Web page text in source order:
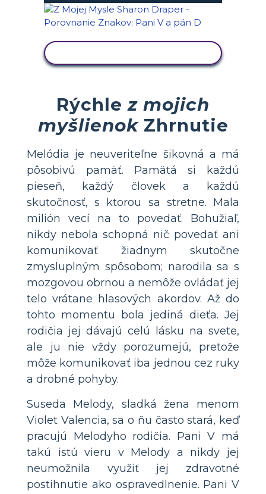
Rýchlez mojich
myšlienokZhrnutie
Melódia je neuveriteľne šikovná a má
pôsobivú pamäť. Pamätá si každú
pieseň, každý človek a každú
skutočnosť, s ktorou sa stretne. Mala
milión vecí na to povedať. Bohužiaľ,
nikdy nebola schopná nič povedať ani
komunikovať žiadnym skutočne
zmysluplným spôsobom; narodila sa s
mozgovou obrnou a nemôže ovládať jej
telo vrátane hlasových akordov. Až do
tohto momentu bola jediná dieťa. Jej
rodičia jej dávajú celú lásku na svete,
ale ju nie vždy porozumejú, pretože
môže komunikovať iba jednou cez ruky
a drobné pohyby.
Suseda Melody, sladká žena menom
Violet Valencia, sa o ňu často stará, keď
pracujú Melodyho rodičia. Pani V má
takú istú vieru v Melody a nikdy jej
neumožnila využiť jej zdravotné
postihnutie ako ospravedlnenie. Pani V